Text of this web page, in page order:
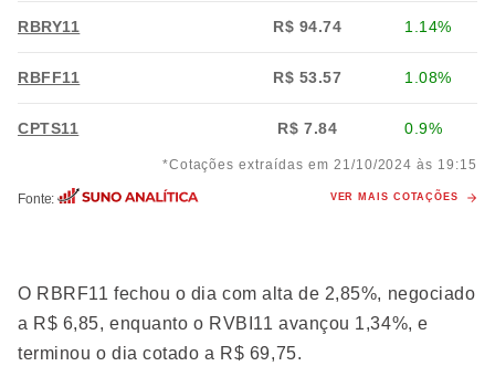
RBRY11 R$ 94.74 1.14%
RBFF11 R$ 53.57 1.08%
CPTS11 R$ 7.84 0.9%
*Cotações extraídas em 21/10/2024 às 19:15
Fonte: VER MAIS COTAÇÕES
O RBRF11 fechou o dia com alta de 2,85%, negociado
a R$ 6,85, enquanto o RVBI11 avançou 1,34%, e
terminou o dia cotado a R$ 69,75.